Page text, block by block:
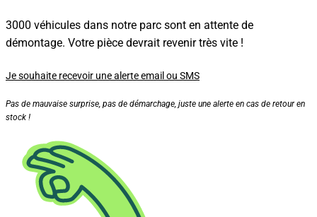
3000 véhicules dans notre parc sont en attente de
démontage. Votre pièce devrait revenir très vite !
Je souhaite recevoir une alerte email ou SMS
Pas de mauvaise surprise, pas de démarchage, juste une alerte en cas de retour en
stock !